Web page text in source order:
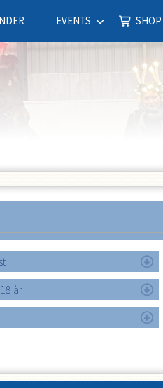
EVENTS SHOP
år